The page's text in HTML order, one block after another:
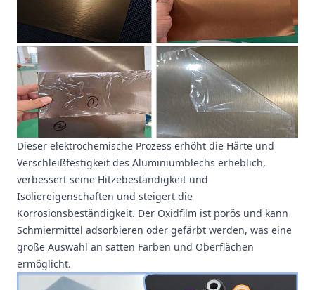
Dieser elektrochemische Prozess erhöht die Härte und
Verschleißfestigkeit des Aluminiumblechs erheblich,
verbessert seine Hitzebeständigkeit und
Isoliereigenschaften und steigert die
Korrosionsbeständigkeit. Der Oxidfilm ist porös und kann
Schmiermittel adsorbieren oder gefärbt werden, was eine
große Auswahl an satten Farben und Oberflächen
ermöglicht.